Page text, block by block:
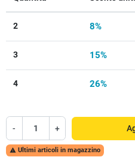
2 8%
3 15%
4 26%
- +
 Ultimi articoli in magazzino